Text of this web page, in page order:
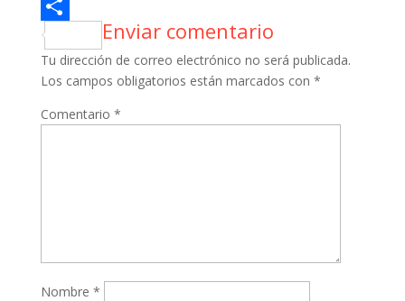
Compartir
Enviar comentario
Tu dirección de correo electrónico no será publicada.
Los campos obligatorios están marcados con *
Comentario *
Nombre *